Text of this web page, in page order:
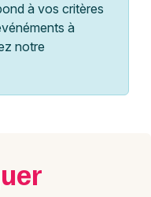
à vos critères
à
notre